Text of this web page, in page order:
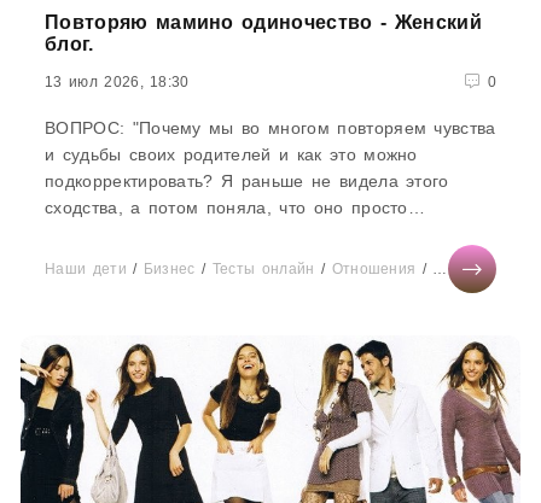
Повторяю мамино одиночество - Женский
блог.
13 июл 2026, 18:30 0
ВОПРОС: "Почему мы во многом повторяем чувства
и судьбы своих родителей и как это можно
подкорректировать? Я раньше не видела этого
сходства, а потом поняла, что оно просто
единственный их брак. Но моя мама всю жизнь
Наши дети / Бизнес / Тесты онлайн / Отношения / Здоровье